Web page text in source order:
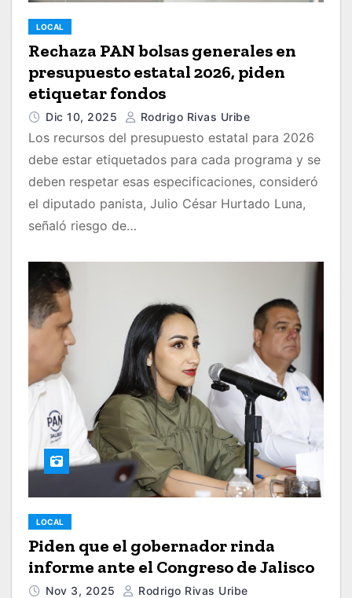
LOCAL
Rechaza PAN bolsas generales en
presupuesto estatal 2026, piden
etiquetar fondos
Dic 10, 2025 Rodrigo Rivas Uribe
Los recursos del presupuesto estatal para 2026
debe estar etiquetados para cada programa y se
deben respetar esas especificaciones, consideró
el diputado panista, Julio César Hurtado Luna,
señaló riesgo de…
LOCAL
Piden que el gobernador rinda
informe ante el Congreso de Jalisco
Nov 3, 2025 Rodrigo Rivas Uribe